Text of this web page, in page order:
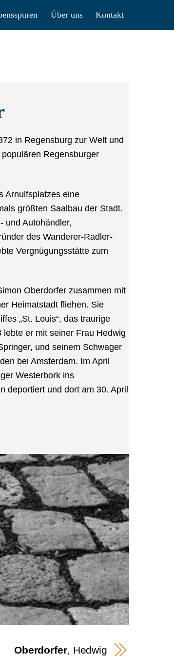
Über uns Kontakt
in Regensburg zur Welt und
Regensburger
Arnulfsplatzes eine
größten Saalbau der Stadt.
und Autohändler,
des Wanderer-Radler-
Vergnügungsstätte zum
Oberdorfer zusammen mit
Heimatstadt fliehen. Sie
„St. Louis“, das traurige
er mit seiner Frau Hedwig
und seinem Schwager
bei Amsterdam. Im April
Westerbork ins
deportiert und dort am 30. April
Oberdorfer, Hedwig